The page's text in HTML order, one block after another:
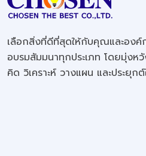
เลือกสิ่งที่ดีที่สุดให้กับคุณและอง
อบรมสัมมนาทุกประเภท โดยมุ่งหวั
คิด วิเคราะห์ วางแผน และประยุก